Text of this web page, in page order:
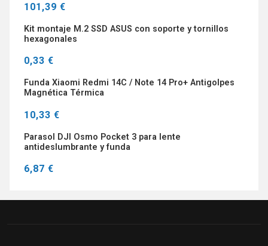
101,39 €
Kit montaje M.2 SSD ASUS con soporte y tornillos
hexagonales
0,33 €
Funda Xiaomi Redmi 14C / Note 14 Pro+ Antigolpes
Magnética Térmica
10,33 €
Parasol DJI Osmo Pocket 3 para lente
antideslumbrante y funda
6,87 €